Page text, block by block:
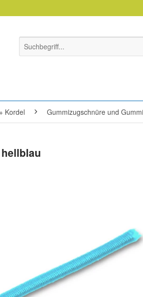
Kordel Gummizugschnüre und